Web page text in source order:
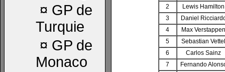
¤ GP de
Turquie
¤ GP de
Monaco
2
Lewis Hamilton
3
Daniel
4
Max Verstappen
5
Sebastian Vettel
6
Carlos Sainz
7
Fernando